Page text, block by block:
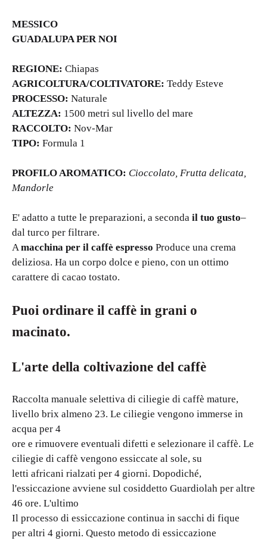
MESSICO
GUADALUPA PER NOI
REGIONE: Chiapas
AGRICOLTURA/COLTIVATORE: Teddy Esteve
PROCESSO: Naturale
ALTEZZA: 1500 metri sul livello del mare
RACCOLTO: Nov-Mar
TIPO: Formula 1
PROFILO AROMATICO: Cioccolato, Frutta delicata,
Mandorle
E' adatto a tutte le preparazioni, a seconda il tuo gusto–
dal turco per filtrare.
Amacchina per il caffè espresso Produce una crema
deliziosa. Ha un corpo dolce e pieno, con un ottimo
carattere di cacao tostato.
Puoi ordinare il caffè in grani o
macinato.
L'arte della coltivazione del caffè
Raccolta manuale selettiva di ciliegie di caffè mature,
livello brix almeno 23. Le ciliegie vengono immerse in
acqua per 4
ore e rimuovere eventuali difetti e selezionare il caffè. Le
ciliegie di caffè vengono essiccate al sole, su
letti africani rialzati per 4 giorni. Dopodiché,
l'essiccazione avviene sul cosiddetto Guardiolah per altre
46 ore. L'ultimo
Il processo di essiccazione continua in sacchi di fique
per altri 4 giorni. Questo metodo di essiccazione